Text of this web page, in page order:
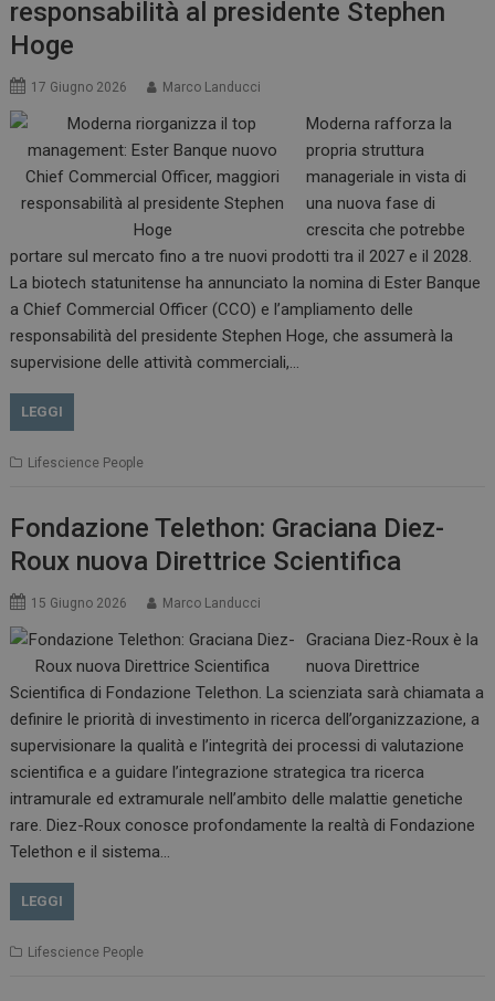
responsabilità al presidente Stephen
Hoge
17 Giugno 2026 Marco Landucci
Moderna rafforza la
propria struttura
manageriale in vista di
una nuova fase di
crescita che potrebbe
portare sul mercato fino a tre nuovi prodotti tra il 2027 e il 2028.
La biotech statunitense ha annunciato la nomina di Ester Banque
a Chief Commercial Officer (CCO) e l’ampliamento delle
responsabilità del presidente Stephen Hoge, che assumerà la
supervisione delle attività commerciali,…
LEGGI
Lifescience People
Fondazione Telethon: Graciana Diez-
Roux nuova Direttrice Scientifica
15 Giugno 2026 Marco Landucci
Graciana Diez-Roux è la
nuova Direttrice
Scientifica di Fondazione Telethon. La scienziata sarà chiamata a
definire le priorità di investimento in ricerca dell’organizzazione, a
supervisionare la qualità e l’integrità dei processi di valutazione
scientifica e a guidare l’integrazione strategica tra ricerca
intramurale ed extramurale nell’ambito delle malattie genetiche
rare. Diez-Roux conosce profondamente la realtà di Fondazione
Telethon e il sistema…
LEGGI
Lifescience People
funzionare correttamente senza questi cookie.
Google LLC
.dailyhealthindustry.it
ARRAffinitySameSite
Microsoft Corporation
Sessione
PHPSESSID